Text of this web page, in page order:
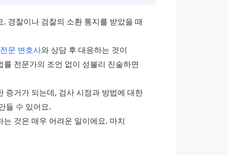
경찰이나 검찰의 소환 통지를 받았을 때
문 변호사와 상담 후 대응하는 것이
전문가의 조언 없이 섣불리 진술하면
증거가 되는데, 검사 시점과 방법에 대한
들 수 있어요.
것은 매우 어려운 일이에요. 마치